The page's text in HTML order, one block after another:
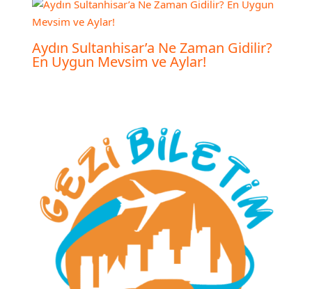
Aydın Sultanhisar’a Ne Zaman Gidilir?
En Uygun Mevsim ve Aylar!